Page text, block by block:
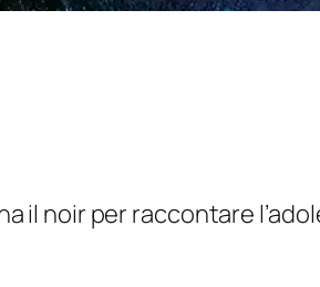
il noir per raccontare